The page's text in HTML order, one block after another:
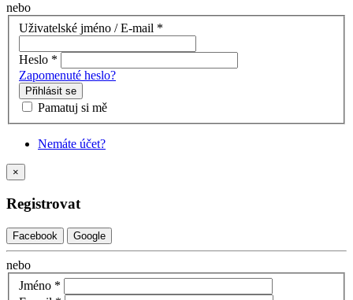
nebo
Uživatelské jméno / E-mail *
Heslo *
Zapomenuté heslo?
Přihlásit se
Pamatuj si mě
Nemáte účet?
×
Registrovat
Facebook Google
nebo
Jméno *